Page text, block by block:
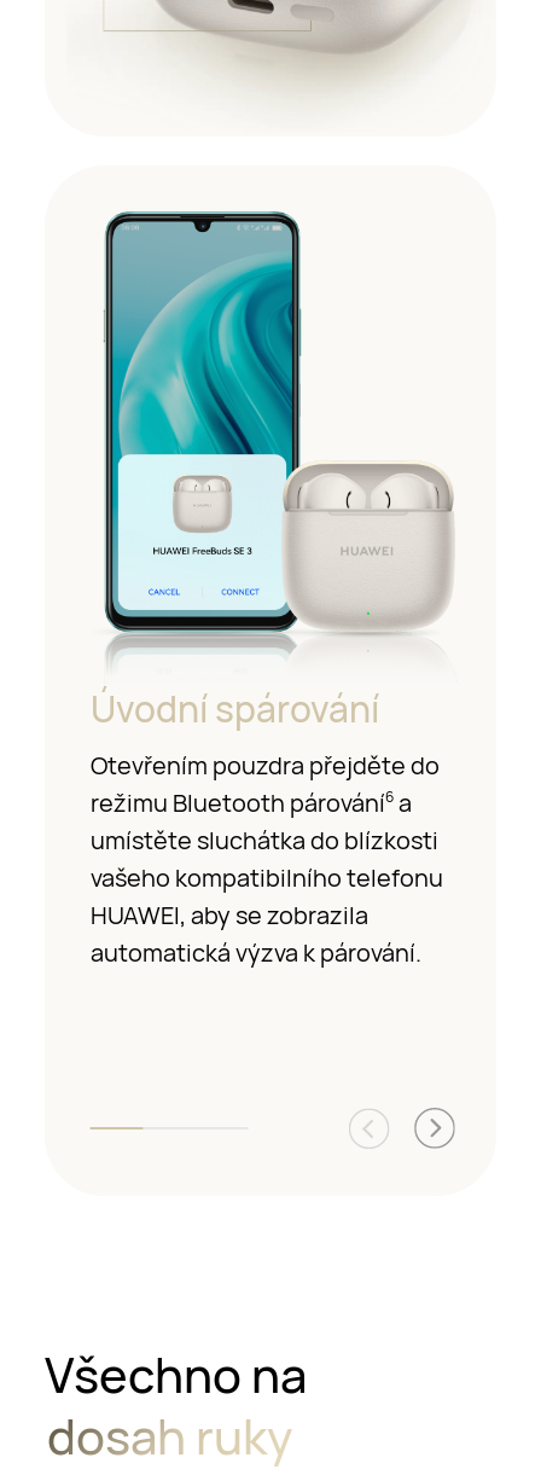
Úvodní spárování
Otevřením pouzdra přejděte do
režimu Bluetooth párování6a
umístěte sluchátka do blízkosti
vašeho kompatibilního telefonu
HUAWEI, aby se zobrazila
automatická výzva k párování.
Všechno na
dosah ruky